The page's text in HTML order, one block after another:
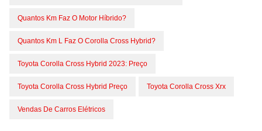
Quantos Km Faz O Motor Híbrido?
Quantos Km L Faz O Corolla Cross Hybrid?
Toyota Corolla Cross Hybrid 2023: Preço
Toyota Corolla Cross Hybrid Preço Toyota Corolla Cross Xrx
Vendas De Carros Elétricos